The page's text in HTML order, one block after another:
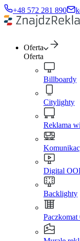
+48 572 281 890
Oferta
Oferta
Billboardy
Citylighty
Reklama
Digital
Backlighty